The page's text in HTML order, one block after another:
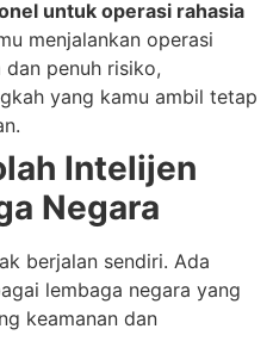
untuk operasi rahasia
menjalankan operasi
dan penuh risiko,
yang kamu ambil tetap
Intelijen
Negara
berjalan sendiri. Ada
lembaga negara yang
keamanan dan